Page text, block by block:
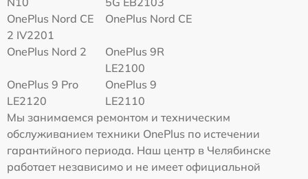
OnePlus Nord CE
2 IV2201
OnePlus Nord CE
OnePlus Nord 2
OnePlus 9R
LE2100
OnePlus 9 Pro
LE2120
OnePlus 9
LE2110
Мы занимаемся ремонтом и техническим
обслуживанием техники OnePlus по истечении
гарантийного периода. Наш центр в Челябинске
работает независимо и не имеет официальной